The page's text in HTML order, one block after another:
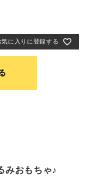
気に入りに登録する
みおもちゃ♪